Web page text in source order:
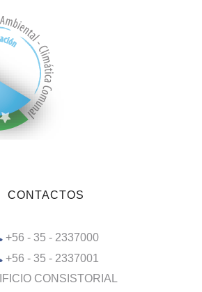
CONTACTOS
+56 - 35 - 2337000
+56 - 35 - 2337001
CONSISTORIAL